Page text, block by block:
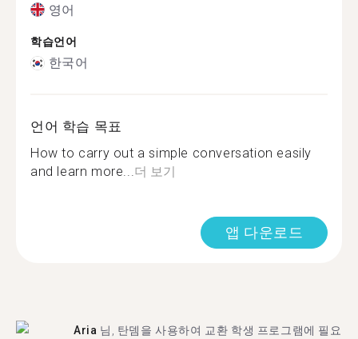
영어
학습언어
한국어
언어 학습 목표
How to carry out a simple conversation easily
and learn more...더 보기
앱 다운로드
Aria 님, 탄뎀을 사용하여 교환 학생 프로그램에 필요